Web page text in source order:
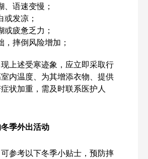
、语速变慢；
或发凉；
或疲惫乏力；
，摔倒风险增加；
上述受寒迹象，应立即采取行
内温度、为其增添衣物、提供
状加重，需及时联系医护人
季外出活动
参考以下冬季小贴士，预防摔